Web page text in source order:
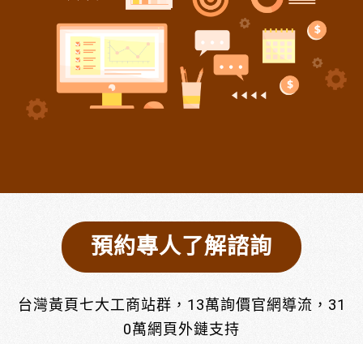
預約專人了解諮詢
台灣黃頁七大工商站群，13萬詢價官網導流，31
0萬網頁外鏈支持